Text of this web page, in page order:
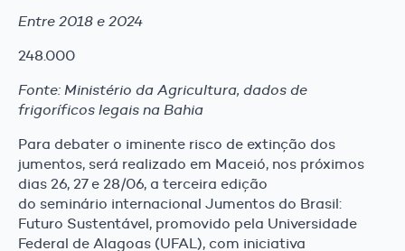
Entre 2018 e 2024
248.000
Fonte: Ministério da Agricultura, dados de
frigoríficos legais na Bahia
Para debater o iminente risco de extinção dos
jumentos, será realizado em Maceió, nos próximos
dias 26, 27 e 28/06, a terceira edição
do seminário internacional Jumentos do Brasil:
Futuro Sustentável, promovido pela Universidade
Federal de Alagoas (UFAL), com iniciativa